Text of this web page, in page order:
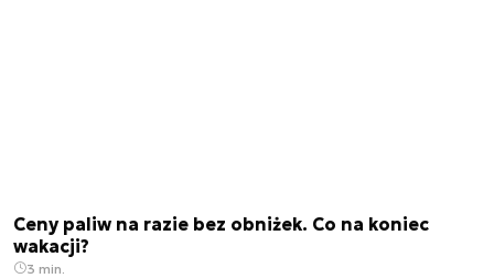
Ceny paliw na razie bez obniżek. Co na koniec
wakacji?
3 min.